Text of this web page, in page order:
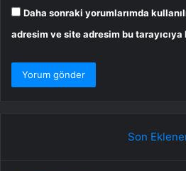
Daha sonraki yorumlarımda
adresim ve site adresim bu
Son